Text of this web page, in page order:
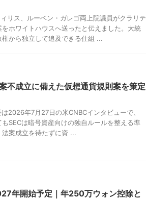
リス、ルーベン・ガレゴ両上院議員がクラリテ
ホワイトハウスへ送ったと伝えました。大統
から独立して追及できる仕組 ...
不成立に備えた仮想通貨規則案を策定
2026年7月27日の米CNBCインタビューで、
SECは暗号資産向けの独自ルールを整える準
案成立を待たずに資 ...
年開始予定｜年250万ウォン控除と